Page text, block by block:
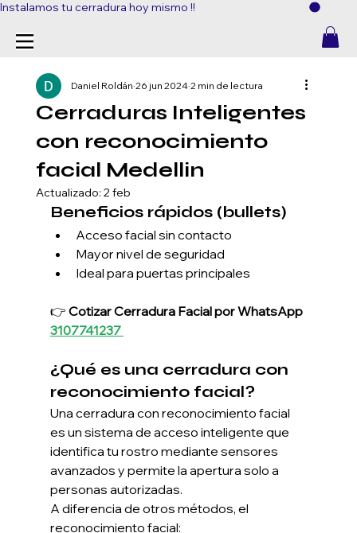
Instalamos tu cerradura hoy mismo !!
Cerraduras Inteligentes
con reconocimiento
facial Medellin
Daniel Roldán 26 jun 2024 2 min de lectura
Actualizado: 2 feb
Beneficios rápidos (bullets)
Acceso facial sin contacto
Mayor nivel de seguridad
Ideal para puertas principales
👉 Cotizar Cerradura Facial por WhatsApp
3107741237
¿Qué es una cerradura con
reconocimiento facial?
Una cerradura con reconocimiento facial
es un sistema de acceso inteligente que
identifica tu rostro mediante sensores
avanzados y permite la apertura solo a
personas autorizadas.
A diferencia de otros métodos, el
reconocimiento facial: